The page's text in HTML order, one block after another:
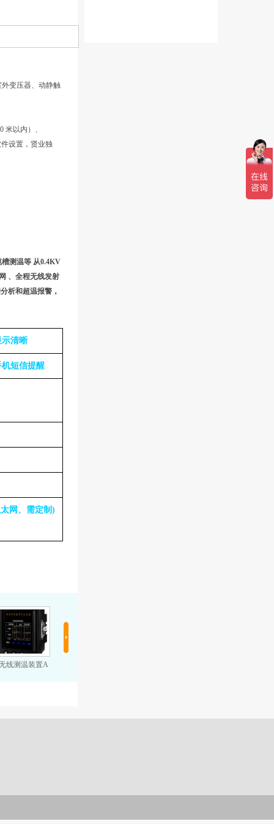
变压器、动静触
米以内）、
设置，贤业独
测温等 从0.4KV
、全程无线发射
析和超温报警，
清晰
短信提醒
网、需定制)
线测温装置A